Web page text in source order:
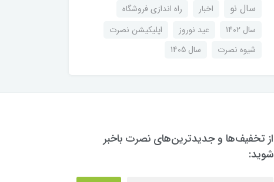
سال نو
اخبار
راه اندازی فروشگاه
سال 1402
عید نوروز
اپلیکیشن نصرت
شیوه نصرت
سال 1405
از تخفیف‌ها و جدیدترین‌های نصرت باخبر
شوید: